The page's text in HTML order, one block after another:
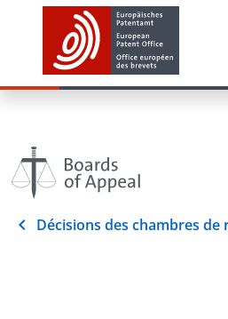
Décisions des chambres de